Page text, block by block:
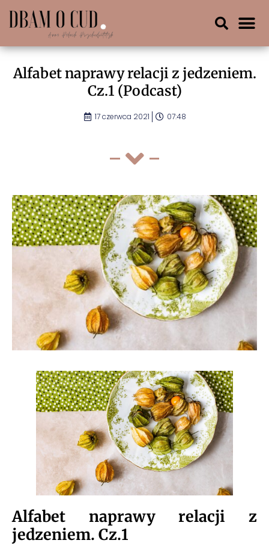
Alfabet naprawy relacji z jedzeniem.
Cz.1 (Podcast)
17 czerwca 2021 07:48
Alfabet naprawy relacji z
jedzeniem. Cz.1